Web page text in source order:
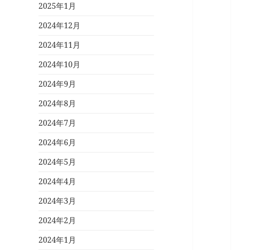
2025年1月
2024年12月
2024年11月
2024年10月
2024年9月
2024年8月
2024年7月
2024年6月
2024年5月
2024年4月
2024年3月
2024年2月
2024年1月